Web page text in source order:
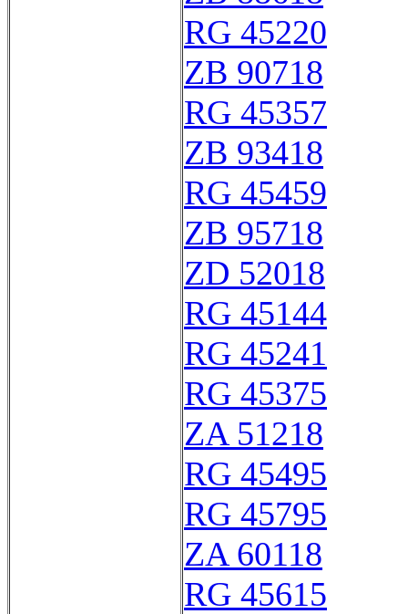
RG 45220
ZB 90718
RG 45357
ZB 93418
RG 45459
ZB 95718
ZD 52018
RG 45144
RG 45241
RG 45375
ZA 51218
RG 45495
RG 45795
ZA 60118
RG 45615